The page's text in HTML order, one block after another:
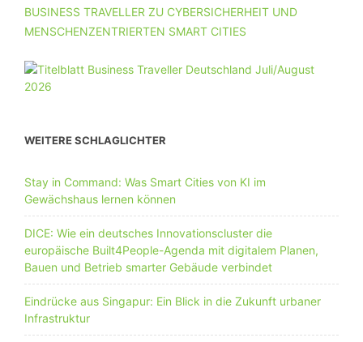
BUSINESS TRAVELLER ZU CYBERSICHERHEIT UND
MENSCHENZENTRIERTEN SMART CITIES
WEITERE SCHLAGLICHTER
Stay in Command: Was Smart Cities von KI im
Gewächshaus lernen können
DICE: Wie ein deutsches Innovationscluster die
europäische Built4People-Agenda mit digitalem Planen,
Bauen und Betrieb smarter Gebäude verbindet
Eindrücke aus Singapur: Ein Blick in die Zukunft urbaner
Infrastruktur